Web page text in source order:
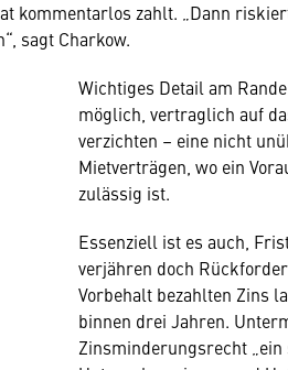
kommentarlos zahlt. „Dann
sagt Charkow.
Wichtiges Detail am
möglich, vertraglich auf
verzichten – eine nicht
Mietverträgen, wo ein
zulässig ist.
Essenziell ist es auch,
verjähren doch
Vorbehalt bezahlten Zins
binnen drei Jahren.
Zinsminderungsrecht